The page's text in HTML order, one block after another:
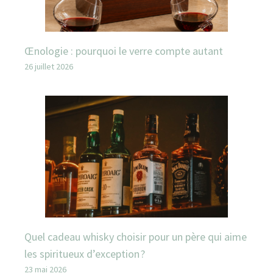
Œnologie : pourquoi le verre compte autant
26 juillet 2026
Quel cadeau whisky choisir pour un père qui aime
les spiritueux d’exception ?
23 mai 2026